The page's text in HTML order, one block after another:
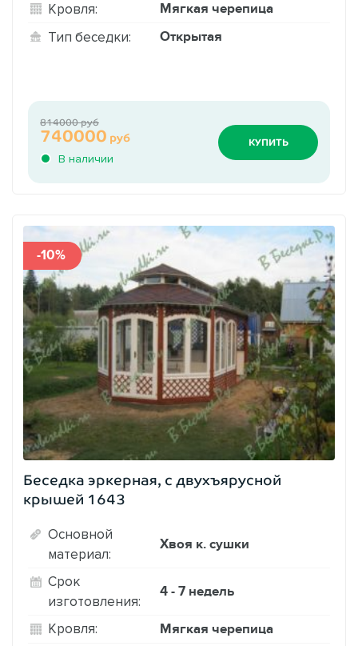
Кровля: Мягкая черепица
Тип беседки: Открытая
В наличии
740000 руб
814000 руб
КУПИТЬ
-10%
Беседка эркерная, с двухъярусной
крышей 1643
Основной
материал:
Хвоя к. сушки
Срок
изготовления:
4 - 7 недель
Кровля: Мягкая черепица